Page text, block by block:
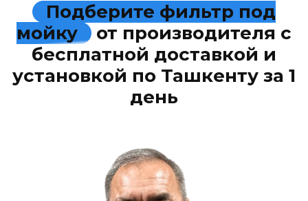
Подберите фильтр под
мойку
от производителя с
бесплатной доставкой и
установкой по Ташкенту за 1
день